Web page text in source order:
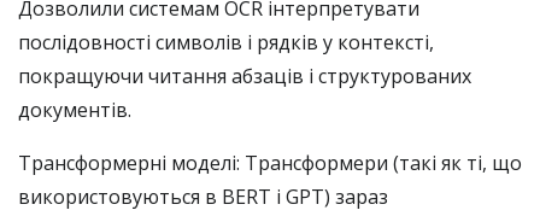
Дозволили системам OCR інтерпретувати
послідовності символів і рядків у контексті,
покращуючи читання абзаців і структурованих
документів.
Трансформерні моделі: Трансформери (такі як ті, що
використовуються в BERT і GPT) зараз